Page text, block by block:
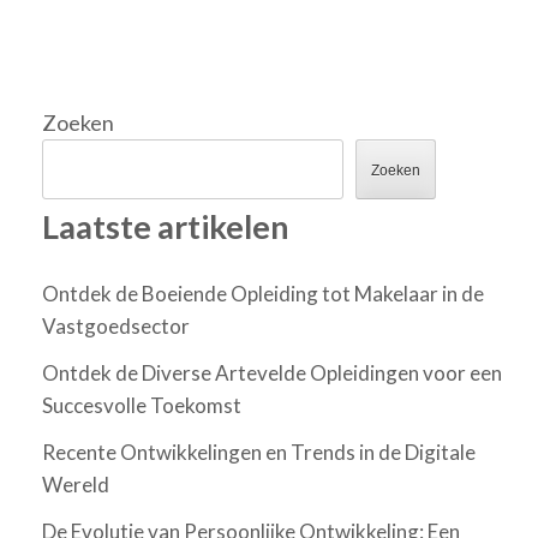
Zoeken
Zoeken
Laatste artikelen
Ontdek de Boeiende Opleiding tot Makelaar in de
Vastgoedsector
Ontdek de Diverse Artevelde Opleidingen voor een
Succesvolle Toekomst
Recente Ontwikkelingen en Trends in de Digitale
Wereld
De Evolutie van Persoonlijke Ontwikkeling: Een